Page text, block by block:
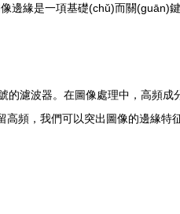
邊緣是一項基礎(chǔ)而關
的濾波器。在圖像處理中，高頻
頻，我們可以突出圖像的邊緣特征